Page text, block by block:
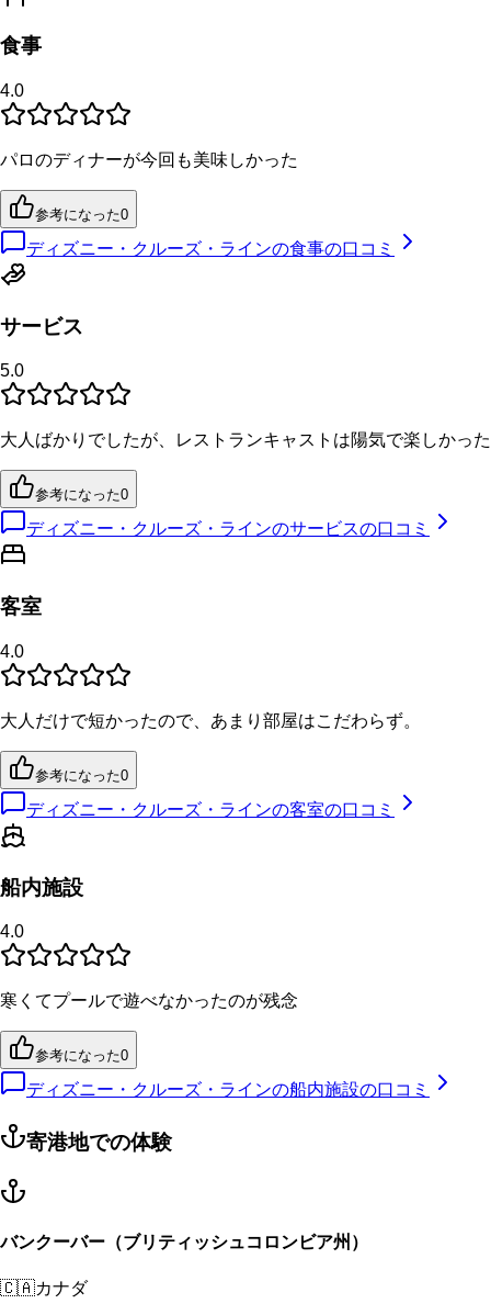
食事
4.0
パロのディナーが今回も美味しかった
参考になった0
ディズニー・クルーズ・ラインの食事の口コミ
サービス
5.0
大人ばかりでしたが、レストランキャストは陽気で楽しかった
参考になった0
ディズニー・クルーズ・ラインのサービスの口コミ
客室
4.0
大人だけで短かったので、あまり部屋はこだわらず。
参考になった0
ディズニー・クルーズ・ラインの客室の口コミ
船内施設
4.0
寒くてプールで遊べなかったのが残念
参考になった0
ディズニー・クルーズ・ラインの船内施設の口コミ
寄港地での体験
バンクーバー（ブリティッシュコロンビア州）
🇨🇦カナダ